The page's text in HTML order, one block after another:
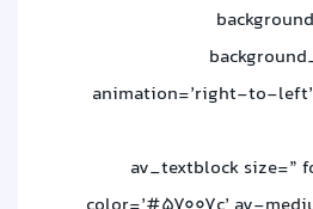
animation=’right-to-
[av_textblock size=”